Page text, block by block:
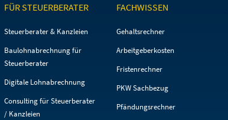
FÜR STEUERBERATER
Navigation
Steuerberater & Kanzleien
Baulohnabrechnung für
Steuerberater
Digitale Lohnabrechnung
Consulting für Steuerberater
/ Kanzleien
FACHWISSEN
Navigation
Gehaltsrechner
Arbeitgeberkosten
Fristenrechner
PKW Sachbezug
Pfändungsrechner